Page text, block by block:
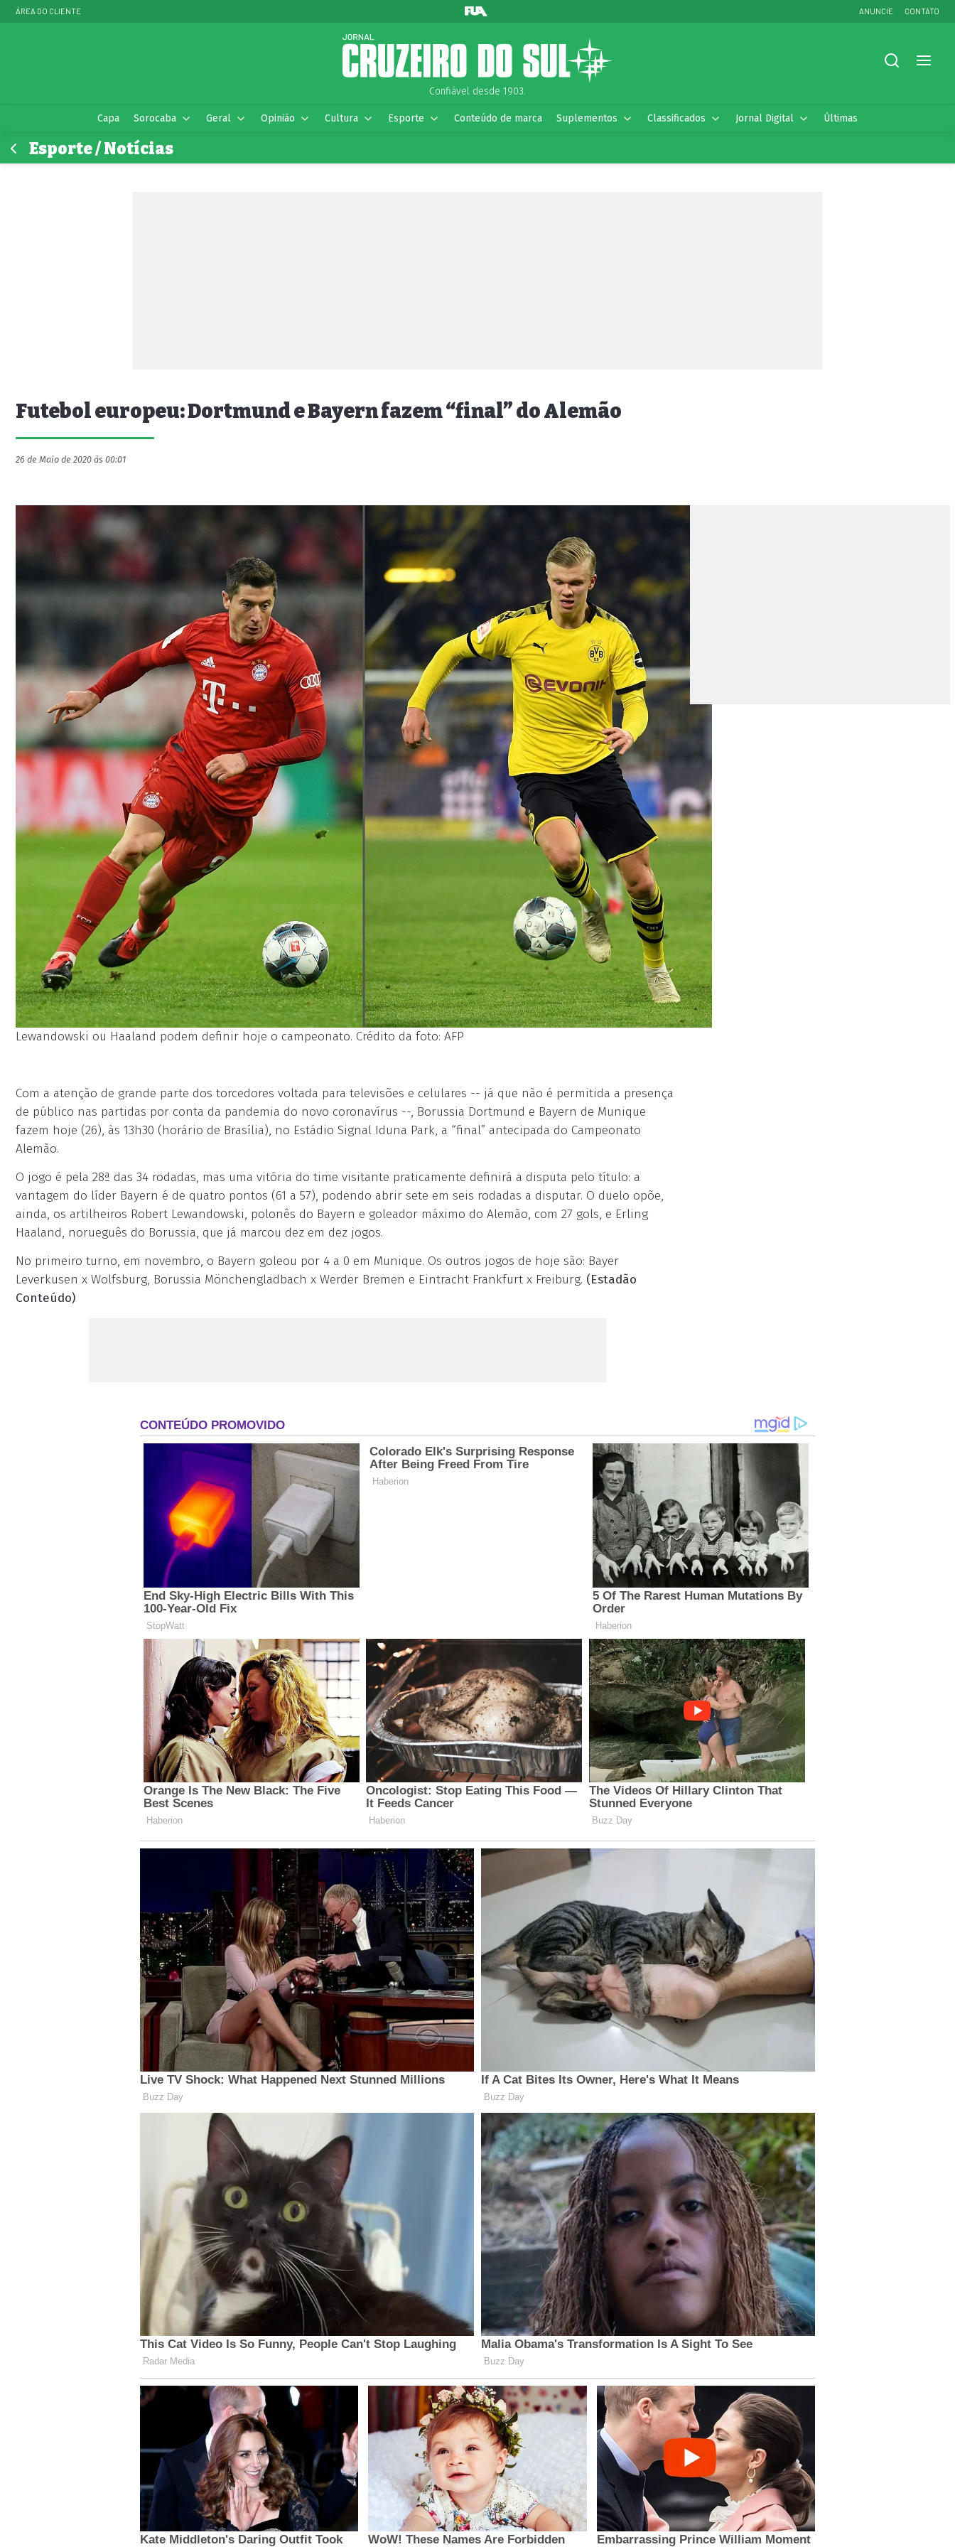
ÁREA DO CLIENTE ANUNCIE CONTATO
Confiável desde 1903.
Capa Sorocaba Geral Opinião Cultura Esporte Conteúdo de marca Suplementos Classificados Jornal Digital Últimas
Esporte / Notícias
Futebol europeu: Dortmund e Bayern fazem “final” do Alemão
26 de Maio de 2020 às 00:01
Lewandowski ou Haaland podem definir hoje o campeonato. Crédito da foto: AFP
Com a atenção de grande parte dos torcedores voltada para televisões e celulares -- já que não é permitida a presença
de público nas partidas por conta da pandemia do novo coronavírus --, Borussia Dortmund e Bayern de Munique
fazem hoje (26), às 13h30 (horário de Brasília), no Estádio Signal Iduna Park, a “final” antecipada do Campeonato
Alemão.
O jogo é pela 28ª das 34 rodadas, mas uma vitória do time visitante praticamente definirá a disputa pelo título: a
vantagem do líder Bayern é de quatro pontos (61 a 57), podendo abrir sete em seis rodadas a disputar. O duelo opõe,
ainda, os artilheiros Robert Lewandowski, polonês do Bayern e goleador máximo do Alemão, com 27 gols, e Erling
Haaland, norueguês do Borussia, que já marcou dez em dez jogos.
No primeiro turno, em novembro, o Bayern goleou por 4 a 0 em Munique. Os outros jogos de hoje são: Bayer
Leverkusen x Wolfsburg, Borussia Mönchengladbach x Werder Bremen e Eintracht Frankfurt x Freiburg. (Estadão
Conteúdo)